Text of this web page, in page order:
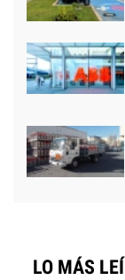
LO MÁS